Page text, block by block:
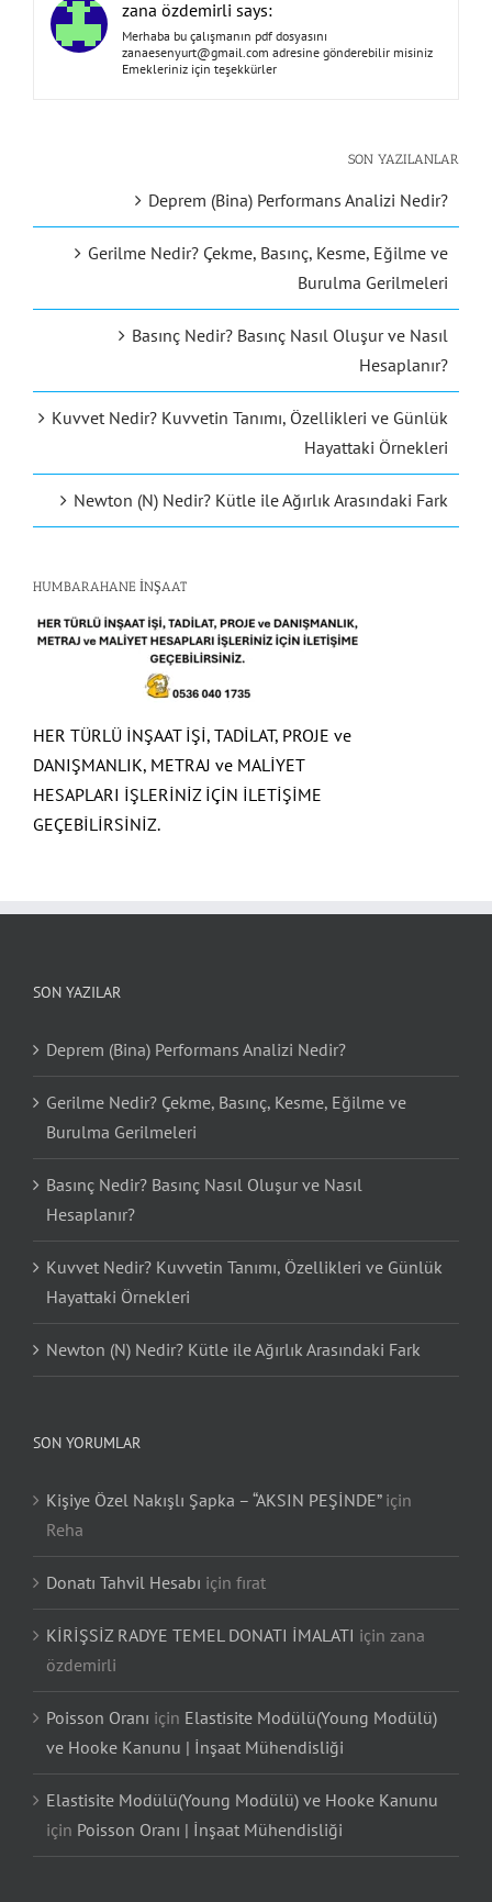
zana özdemirli says:
Merhaba bu çalışmanın pdf dosyasını
zanaesenyurt@gmail.com adresine gönderebilir misiniz
Emekleriniz için teşekkürler
SON YAZILANLAR
Deprem (Bina) Performans Analizi Nedir?
Gerilme Nedir? Çekme, Basınç, Kesme, Eğilme ve
Burulma Gerilmeleri
Basınç Nedir? Basınç Nasıl Oluşur ve Nasıl
Hesaplanır?
Kuvvet Nedir? Kuvvetin Tanımı, Özellikleri ve Günlük
Hayattaki Örnekleri
Newton (N) Nedir? Kütle ile Ağırlık Arasındaki Fark
HUMBARAHANE İNŞAAT
HER TÜRLÜ İNŞAAT İŞİ, TADİLAT, PROJE ve
DANIŞMANLIK, METRAJ ve MALİYET
HESAPLARI İŞLERİNİZ İÇİN İLETİŞİME
GEÇEBİLİRSİNİZ.
SON YAZILAR
Deprem (Bina) Performans Analizi Nedir?
Gerilme Nedir? Çekme, Basınç, Kesme, Eğilme ve
Burulma Gerilmeleri
Basınç Nedir? Basınç Nasıl Oluşur ve Nasıl
Hesaplanır?
Kuvvet Nedir? Kuvvetin Tanımı, Özellikleri ve Günlük
Hayattaki Örnekleri
Newton (N) Nedir? Kütle ile Ağırlık Arasındaki Fark
SON YORUMLAR
Kişiye Özel Nakışlı Şapka – “AKSIN PEŞİNDE”için
Reha
Donatı Tahvil Hesabı için fırat
KİRİŞSİZ RADYE TEMEL DONATI İMALATI için zana
özdemirli
Poisson Oranı için Elastisite Modülü(Young Modülü)
ve Hooke Kanunu | İnşaat Mühendisliği
Elastisite Modülü(Young Modülü) ve Hooke Kanunu
için Poisson Oranı | İnşaat Mühendisliği